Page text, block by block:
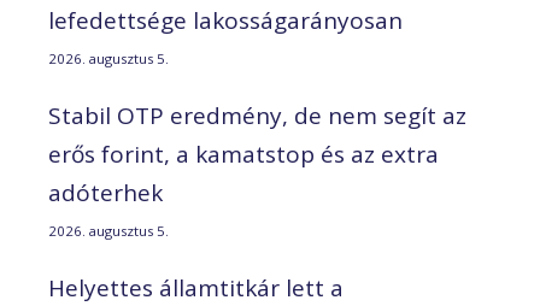
lefedettsége lakosságarányosan
2026. augusztus 5.
Stabil OTP eredmény, de nem segít az
erős forint, a kamatstop és az extra
adóterhek
2026. augusztus 5.
Helyettes államtitkár lett a